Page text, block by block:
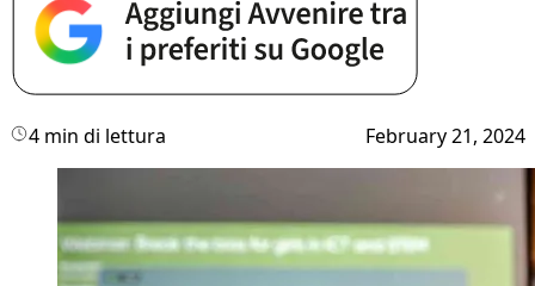
4 min di lettura February 21, 2024